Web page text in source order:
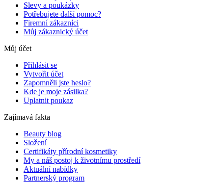
Slevy a poukázky
Potřebujete další pomoc?
Firemní zákazníci
Můj zákaznický účet
Můj účet
Přihlásit se
Vytvořit účet
Zapomněli jste heslo?
Kde je moje zásilka?
Uplatnit poukaz
Zajímavá fakta
Beauty blog
Složení
Certifikáty přírodní kosmetiky
My a náš postoj k životnímu prostředí
Aktuální nabídky
Partnerský program